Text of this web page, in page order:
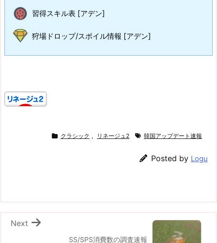
習得スキル表 [アデン]
狩場ドロップ/スポイル情報 [アデン]
クラシック , リネージュ2 韓国アップデート速報
Posted by Logu
SS/SPS消費数の調査速報
Next